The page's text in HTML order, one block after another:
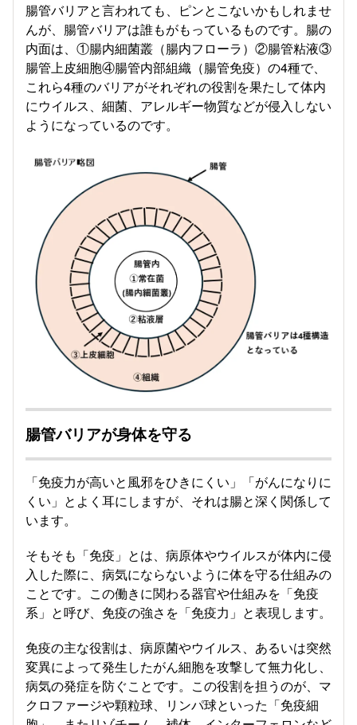
腸管バリアと言われても、ピンとこないかもしれませ
んが、腸管バリアは誰もがもっているものです。腸の
内面は、①腸内細菌叢（腸内フローラ）②腸管粘液③
腸管上皮細胞④腸管内部組織（腸管免疫）の4種で、
これら4種のバリアがそれぞれの役割を果たして体内
にウイルス、細菌、アレルギー物質などが侵入しない
ようになっているのです。
腸管バリアが身体を守る
「免疫力が高いと風邪をひきにくい」「がんになりに
くい」とよく耳にしますが、それは腸と深く関係して
います。
そもそも「免疫」とは、病原体やウイルスが体内に侵
入した際に、病気にならないように体を守る仕組みの
ことです。この働きに関わる器官や仕組みを「免疫
系」と呼び、免疫の強さを「免疫力」と表現します。
免疫の主な役割は、病原菌やウイルス、あるいは突然
変異によって発生したがん細胞を攻撃して無力化し、
病気の発症を防ぐことです。この役割を担うのが、マ
クロファージや顆粒球、リンパ球といった「免疫細